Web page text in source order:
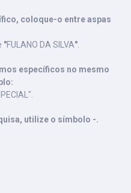
coloque-o entre aspas
"FULANO DA SILVA"
específicos no mesmo
utilize o símbolo -.